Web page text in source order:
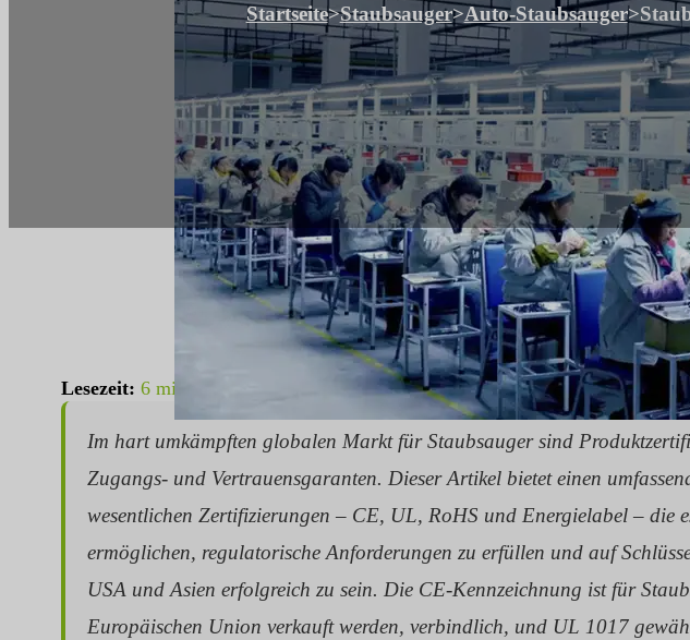
Startseite>Staubsauger>Auto-Staubsauger>
Lesezeit: 6 min
Im hart umkämpften globalen Markt für Staubsauger sind
Zugangs- und Vertrauensgaranten. Dieser Artikel bietet einen
wesentlichen Zertifizierungen – CE, UL, RoHS und Energielabel – die
ermöglichen, regulatorische Anforderungen zu erfüllen und auf
USA und Asien erfolgreich zu sein. Die CE-Kennzeichnung ist für
Europäischen Union verkauft werden, verbindlich, und UL 1017